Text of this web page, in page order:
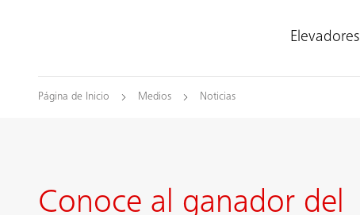
Elevadores
Página de Inicio Medios Noticias
Conoce al ganador del